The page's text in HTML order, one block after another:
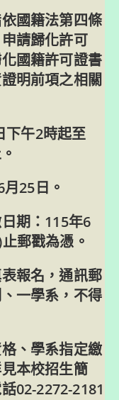
國籍法第四條
請歸化許可
國籍許可證書
明前項之相關
下午2時起至
25日。
期：115年6
郵戳為憑。
報名，通訊郵
一學系，不得
、學系指定繳
本校招生簡
02-2272-2181